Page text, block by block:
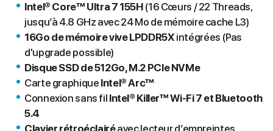
Intel® Core™ Ultra 7 155H (16 Cœurs / 22 Threads,
jusqu‘à 4.8 GHz avec 24 Mo de mémoire cache L3)
16Go de mémoire vive LPDDR5X intégrées (Pas
d'upgrade possible)
Disque SSD de 512Go, M.2 PCIe NVMe
Carte graphique Intel® Arc™
Connexion sans fil Intel® Killer™ Wi-Fi 7 et Bluetooth
5.4